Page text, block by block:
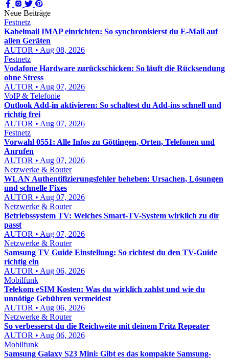
Neue Beiträge
Festnetz
Kabelmail IMAP einrichten: So synchronisierst du E-Mail auf
allen Geräten
AUTOR • Aug 08, 2026
Festnetz
Vodafone Hardware zurückschicken: So läuft die Rücksendung
ohne Stress
AUTOR • Aug 07, 2026
VoIP & Telefonie
Outlook Add-in aktivieren: So schaltest du Add-ins schnell und
richtig frei
AUTOR • Aug 07, 2026
Festnetz
Vorwahl 0551: Alle Infos zu Göttingen, Orten, Telefonen und
Anrufen
AUTOR • Aug 07, 2026
Netzwerke & Router
WLAN Authentifizierungsfehler beheben: Ursachen, Lösungen
und schnelle Fixes
AUTOR • Aug 07, 2026
Netzwerke & Router
Betriebssystem TV: Welches Smart-TV-System wirklich zu dir
passt
AUTOR • Aug 07, 2026
Netzwerke & Router
Samsung TV Guide Einstellung: So richtest du den TV-Guide
richtig ein
AUTOR • Aug 06, 2026
Mobilfunk
Telekom eSIM Kosten: Was du wirklich zahlst und wie du
unnötige Gebühren vermeidest
AUTOR • Aug 06, 2026
Netzwerke & Router
So verbesserst du die Reichweite mit deinem Fritz Repeater
AUTOR • Aug 06, 2026
Mobilfunk
Samsung Galaxy S23 Mini: Gibt es das kompakte Samsung-